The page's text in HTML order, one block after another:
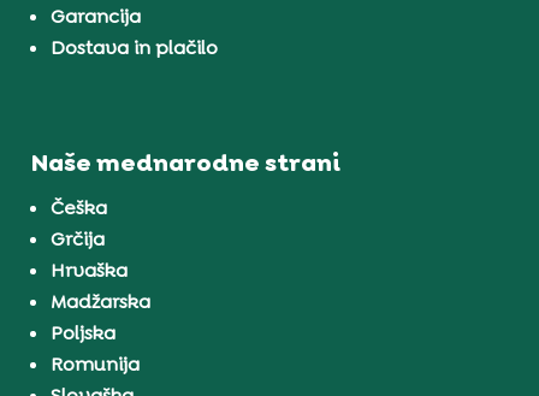
Garancija
Dostava in plačilo
Naše mednarodne strani
Češka
Grčija
Hrvaška
Madžarska
Poljska
Romunija